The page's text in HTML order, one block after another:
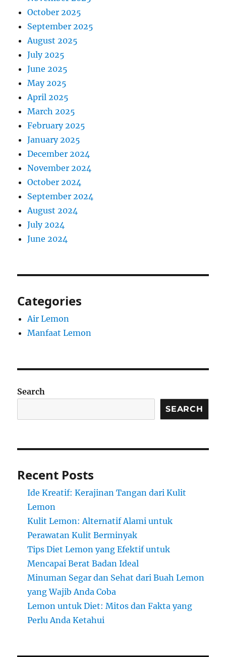
October 2025
September 2025
August 2025
July 2025
June 2025
May 2025
April 2025
March 2025
February 2025
January 2025
December 2024
November 2024
October 2024
September 2024
August 2024
July 2024
June 2024
Categories
Air Lemon
Manfaat Lemon
Search
SEARCH
Recent Posts
Ide Kreatif: Kerajinan Tangan dari Kulit
Lemon
Kulit Lemon: Alternatif Alami untuk
Perawatan Kulit Berminyak
Tips Diet Lemon yang Efektif untuk
Mencapai Berat Badan Ideal
Minuman Segar dan Sehat dari Buah Lemon
yang Wajib Anda Coba
Lemon untuk Diet: Mitos dan Fakta yang
Perlu Anda Ketahui